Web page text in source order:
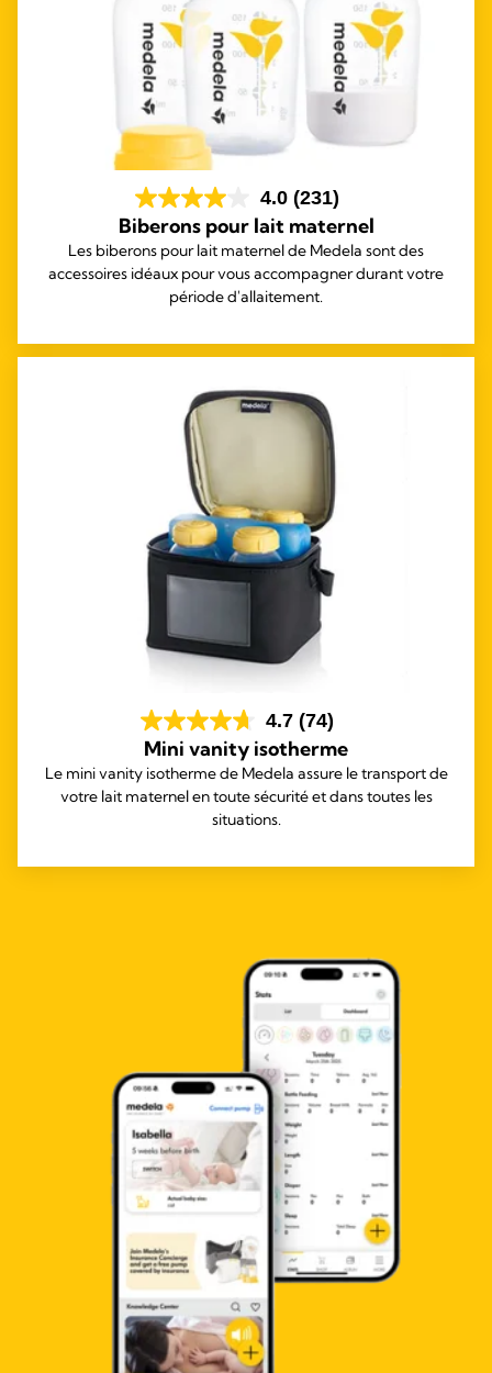
4.0 (231)
Biberons pour lait maternel
Les biberons pour lait maternel de Medela sont des
accessoires idéaux pour vous accompagner durant votre
période d'allaitement.
4.7 (74)
Mini vanity isotherme
Le mini vanity isotherme de Medela assure le transport de
votre lait maternel en toute sécurité et dans toutes les
situations.